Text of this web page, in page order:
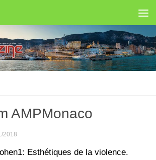
AMPMonaco
2018
Esthétiques de la violence.